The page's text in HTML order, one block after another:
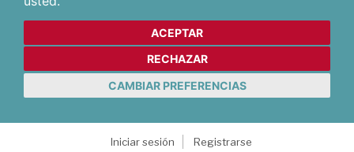
ACEPTAR
RECHAZAR
CAMBIAR PREFERENCIAS
Iniciar sesión
Registrarse